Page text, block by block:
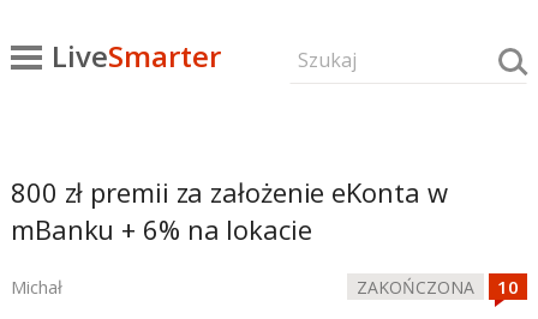
LiveSmarter
800 zł premii za założenie eKonta w
mBanku + 6% na lokacie
Michał ZAKOŃCZONA